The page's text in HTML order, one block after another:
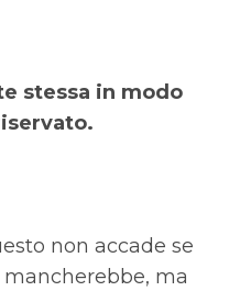
stessa in modo
non accade se
ma